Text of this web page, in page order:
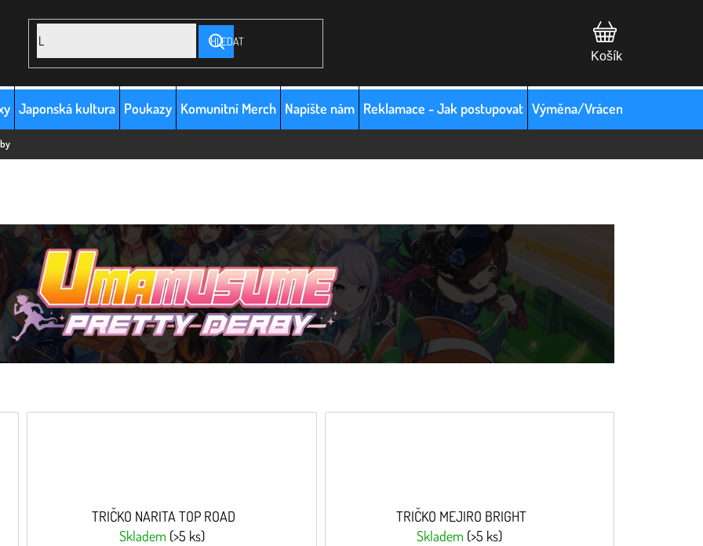
HLEDAT
Japonská kultura Poukazy Komunitní Merch Napište nám Reklamace - Jak postupovat Výměna/Vrácení zboží
TRIČKO NARITA TOP ROAD
Skladem (>5 ks)
TRIČKO MEJIRO BRIGHT
Skladem (>5 ks)